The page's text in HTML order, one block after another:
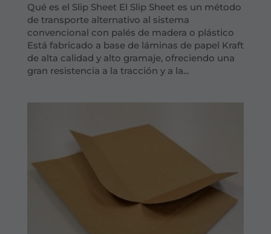
Qué es el Slip Sheet El Slip Sheet es un método
de transporte alternativo al sistema
convencional con palés de madera o plástico
Está fabricado a base de láminas de papel Kraft
de alta calidad y alto gramaje, ofreciendo una
gran resistencia a la tracción y a la...